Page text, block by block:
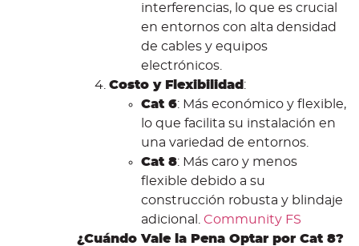
interferencias, lo que es crucial
en entornos con alta densidad
de cables y equipos
electrónicos.
Costo y Flexibilidad :
Cat 6: Más económico y flexible,
lo que facilita su instalación en
una variedad de entornos.
Cat 8: Más caro y menos
flexible debido a su
construcción robusta y blindaje
adicional. Community FS
¿Cuándo Vale la Pena Optar por Cat 8?